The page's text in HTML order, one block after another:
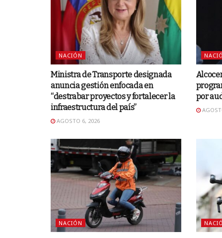
NACIÓN
Ministra de Transporte designada
anuncia gestión enfocada en
“destrabar proyectos y fortalecer la
infraestructura del país”
AGOSTO 6, 2026
por
NACIÓN